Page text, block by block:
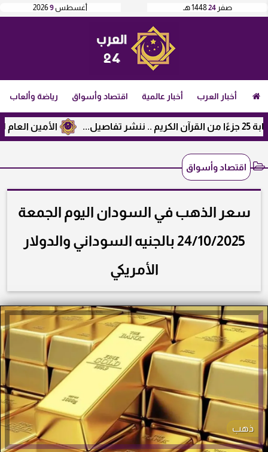
أغسطس9
2026 صفر 241448 هـ
أخبار العرب أخبار عالمية اقتصاد وأسواق رياضة وألعاب
الأمين العام لرابطة
اقتصاد وأسواق
سعر الذهب في السودان اليوم الجمعة
24/10/2025 بالجنيه السوداني والدولار
الأمريكي
ذهب